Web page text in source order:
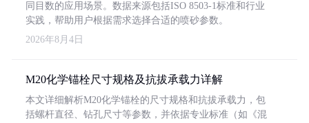
同目数的应用场景。数据来源包括ISO 8503-1标准和行业
实践，帮助用户根据需求选择合适的喷砂参数。
2026年8月4日
M20化学锚栓尺寸规格及抗拔承载力详解
本文详细解析M20化学锚栓的尺寸规格和抗拔承载力，包
括螺杆直径、钻孔尺寸等参数，并依据专业标准（如《混